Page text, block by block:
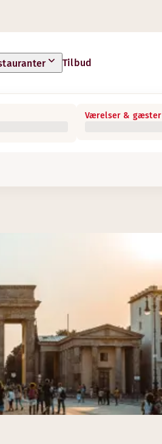
Tilbud
Værelser & gæster